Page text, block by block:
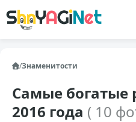
/Знаменитости
Самые богатые
2016 года ( 10